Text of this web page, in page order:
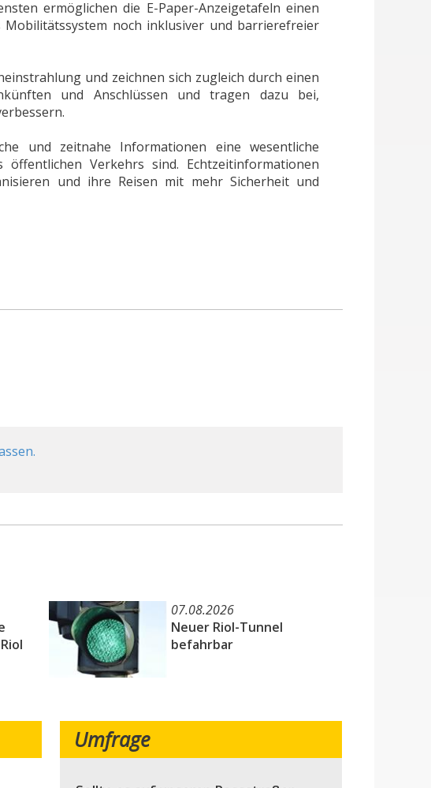
ermöglichen die E-Paper-Anzeigetafeln einen
Mobilitätssystem noch inklusiver und barrierefreier
und zeichnen sich zugleich durch einen
und Anschlüssen und tragen dazu bei,
und zeitnahe Informationen eine wesentliche
Verkehrs sind. Echtzeitinformationen
und ihre Reisen mit mehr Sicherheit und
07.08.2026
Neuer Riol-Tunnel
befahrbar
Umfrage